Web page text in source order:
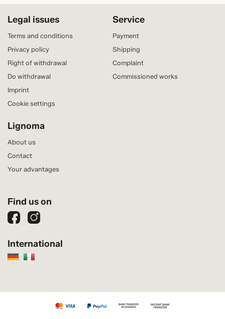
Service
Payment
Shipping
Complaint
Commissioned works
Legal issues
Terms and conditions
Privacy policy
Right of withdrawal
Do withdrawal
Imprint
Cookie settings
Lignoma
About us
Contact
Your advantages
Find us on
International